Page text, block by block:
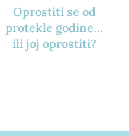
Oprostiti se od
protekle godine…
ili joj oprostiti?